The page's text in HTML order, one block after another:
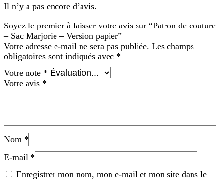
Il n’y a pas encore d’avis.
Soyez le premier à laisser votre avis sur “Patron de couture
– Sac Marjorie – Version papier”
Votre adresse e-mail ne sera pas publiée. Les champs
obligatoires sont indiqués avec *
Votre note *
Votre avis *
Nom *
E-mail *
Enregistrer mon nom, mon e-mail et mon site dans le